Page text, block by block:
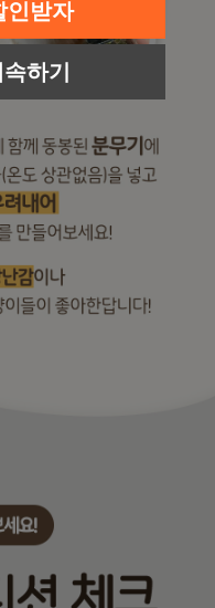
인받자
하기